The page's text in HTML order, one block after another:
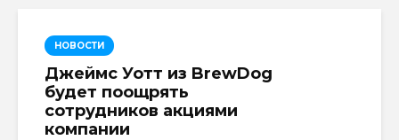
НОВОСТИ
Джеймс Уотт из BrewDog
будет поощрять
сотрудников акциями
компании